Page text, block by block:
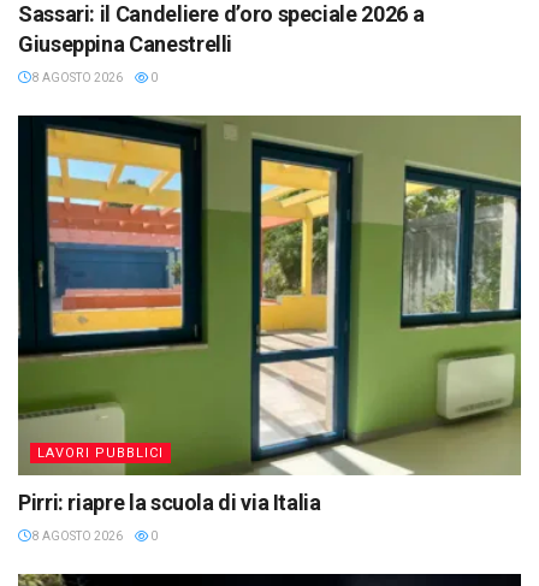
Sassari: il Candeliere d’oro speciale 2026 a
Giuseppina Canestrelli
8 AGOSTO 2026 0
LAVORI PUBBLICI
Pirri: riapre la scuola di via Italia
8 AGOSTO 2026 0